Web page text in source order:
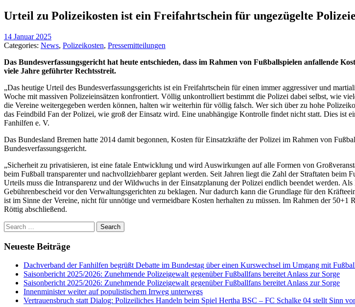
Urteil zu Polizeikosten ist ein Freifahrtschein für ungezügelte
14 Januar 2025
Categories: News, Polizeikosten, Pressemitteilungen
Das Bundesverfassungsgericht hat heute entschieden, dass im Rahmen von Fußballspielen anfallende
viele Jahre geführter Rechtsstreit.
„Das heutige Urteil des Bundesverfassungsgerichts ist ein Freifahrtschein für einen immer aggressiver und
Woche mit massiven Polizeieinsätzen konfrontiert. Völlig unkontrolliert bestimmt die Polizei dabei selbst, wie
die Vereine weitergegeben werden können, halten wir weiterhin für völlig falsch. Wer sich über zu hohe
das Feindbild Fan der Polizei, wie groß der Einsatz wird. Eine unabhängige Kontrolle findet nicht statt. Dies ist
Fanhilfen e. V.
Das Bundesland Bremen hatte 2014 damit begonnen, Kosten für Einsatzkräfte der Polizei im Rahmen von
Bundesverfassungsgericht.
„Sicherheit zu privatisieren, ist eine fatale Entwicklung und wird Auswirkungen auf alle Formen von
beim Fußball transparenter und nachvollziehbarer geplant werden. Seit Jahren liegt die Zahl der Straftaten
Urteils muss die Intransparenz und der Wildwuchs in der Einsatzplanung der Polizei endlich beendet werden.
Gebührenbescheid vor den Verwaltungsgerichten zu beklagen. Nur dadurch kann die Grundlage für den
ist im Sinne der Vereine, nicht für unnötige und vermeidbare Kosten herhalten zu müssen. Im Rahmen der
Röttig abschließend.
Search
for:
Neueste Beiträge
Dachverband der Fanhilfen begrüßt Debatte im Bundestag über einen Kurswechsel im Umgang mit
Saisonbericht 2025/2026: Zunehmende Polizeigewalt gegenüber Fußballfans bereitet Anlass zur Sorge
Saisonbericht 2025/2026: Zunehmende Polizeigewalt gegenüber Fußballfans bereitet Anlass zur Sorge
Innenminister weiter auf populistischem Irrweg unterwegs
Vertrauensbruch statt Dialog: Polizeiliches Handeln beim Spiel Hertha BSC – FC Schalke 04 stellt Sinn